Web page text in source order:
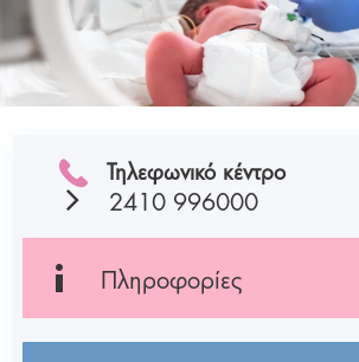
Τηλεφωνικό κέντρο
2410 996000
Πληροφορίες